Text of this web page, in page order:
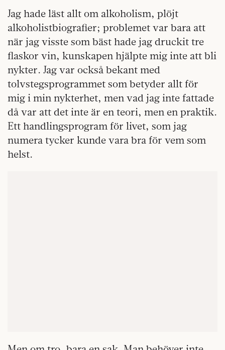
Jag hade läst allt om alkoholism, plöjt
alkoholistbiografier; problemet var bara att
när jag visste som bäst hade jag druckit tre
flaskor vin, kunskapen hjälpte mig inte att bli
nykter. Jag var också bekant med
tolvstegsprogrammet som betyder allt för
mig i min nykterhet, men vad jag inte fattade
då var att det inte är en teori, men en praktik.
Ett handlingsprogram för livet, som jag
numera tycker kunde vara bra för vem som
helst.